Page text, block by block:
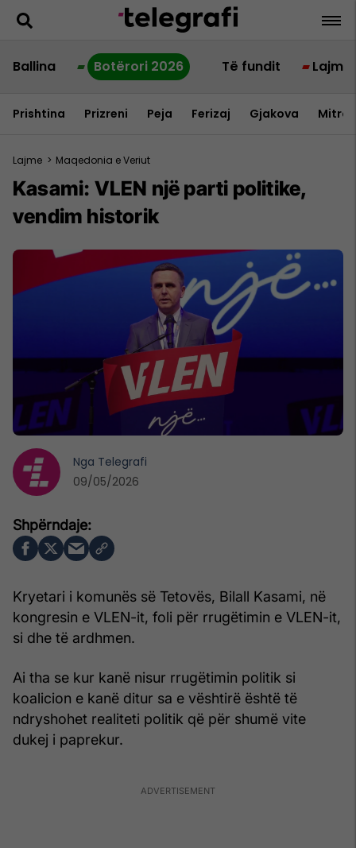
Ballina Botërori 2026 Të fundit Lajme
Prishtina Prizreni Peja Ferizaj Gjakova
Lajme > Maqedonia e Veriut
Kasami: VLEN një parti politike,
vendim historik
Kryetari i komunës së Tetovës, Bilall Kasami, në
kongresin e VLEN-it, foli për rrugëtimin e VLEN-it,
si dhe të ardhmen.
Ai tha se kur kanë nisur rrugëtimin politik si
koalicion e kanë ditur sa e vështirë është të
ndryshohet realiteti politik që për shumë vite
dukej i paprekur.
Nga Telegrafi
09/05/2026